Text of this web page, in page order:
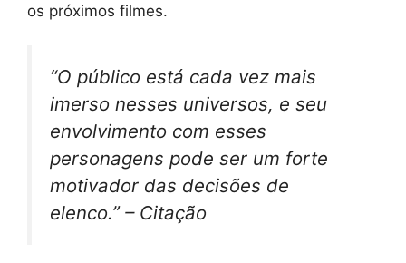
os próximos filmes.
“O público está cada vez mais
imerso nesses universos, e seu
envolvimento com esses
personagens pode ser um forte
motivador das decisões de
elenco.” – Citação